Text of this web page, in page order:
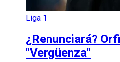
Liga 1
¿Renunciará?
"Vergüenza"